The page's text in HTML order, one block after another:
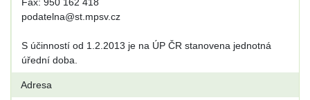
podatelna@st.mpsv.cz
S účinností od 1.2.2013 je na ÚP ČR stanovena jednotná
úřední doba.
Adresa